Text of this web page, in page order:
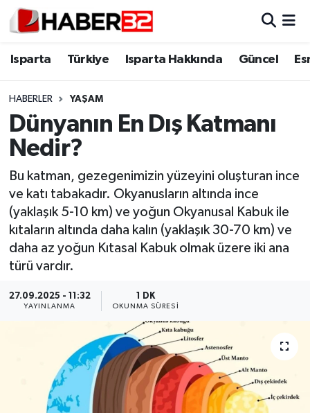
Isparta Türkiye Isparta Hakkında Güncel
HABERLER YAŞAM
Dünyanın En Dış Katmanı
Nedir?
Bu katman, gezegenimizin yüzeyini oluşturan ince
ve katı tabakadır. Okyanusların altında ince
(yaklaşık 5-10 km) ve yoğun Okyanusal Kabuk ile
kıtaların altında daha kalın (yaklaşık 30-70 km) ve
daha az yoğun Kıtasal Kabuk olmak üzere iki ana
türü vardır.
27.09.2025 - 11:32
YAYINLANMA
1 DK
OKUNMA SÜRESI
Isparta
Esnaf Diyor ki;
ASAYİŞ
BİLİM VE TEKNOLOJİ
EĞİTİM
GENEL
Güncel
HABERDE İNSAN
İlginç
KÜLTÜR SANAT
Isparta Nöbetçi Eczaneler
Isparta Trafik Yoğunluk Haritası
Süper Lig Puan Durumu ve Fikstür
Tüm Manşetler
Son Dakika Haberleri
Haber Arşivi